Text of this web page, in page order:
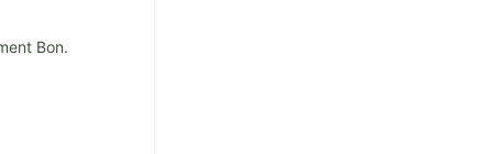
Bon.